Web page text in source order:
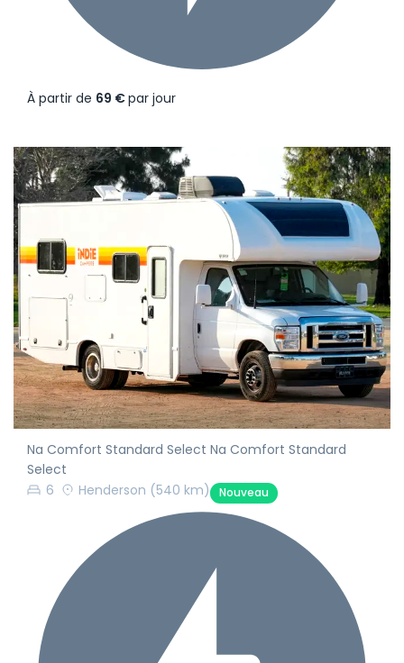
À partir de 69 €par jour
Na Comfort Standard Select Na Comfort Standard
Select
6
Henderson (540 km) Nouveau